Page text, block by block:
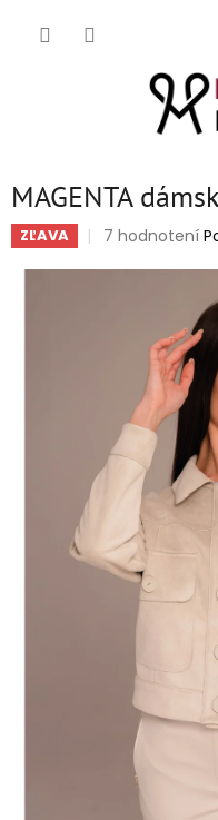
MAGENTA
ZĽAVA
Priemerné
produktu
hviezdičiek.
7 hodnotení